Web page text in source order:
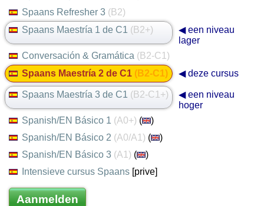
Spaans Refresher 3 (B2)
Spaans Maestría 1 de C1 (B2+)
◀ een niveau
lager
Conversación & Gramática (B2-C1)
Spaans Maestría 2 de C1 (B2-C1) ◀ deze cursus
Spaans Maestría 3 de C1 (B2-C1+)
◀ een niveau
hoger
Spanish/EN Básico 1 (A0+) (
)
Spanish/EN Básico 2 (A0/A1) (
)
Spanish/EN Básico 3 (A1) (
)
Intensieve cursus Spaans [prive]
Aanmelden